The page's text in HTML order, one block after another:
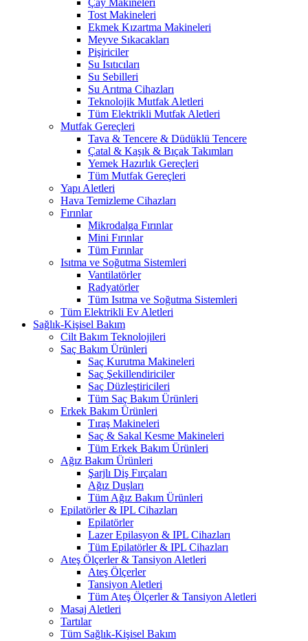
Çay Makineleri
Tost Makineleri
Ekmek Kızartma Makineleri
Meyve Sıkacakları
Pişiriciler
Su Isıtıcıları
Su Sebilleri
Su Arıtma Cihazları
Teknolojik Mutfak Aletleri
Tüm Elektrikli Mutfak Aletleri
Mutfak Gereçleri
Tava & Tencere & Düdüklü Tencere
Çatal & Kaşık & Bıçak Takımları
Yemek Hazırlık Gereçleri
Tüm Mutfak Gereçleri
Yapı Aletleri
Hava Temizleme Cihazları
Fırınlar
Mikrodalga Fırınlar
Mini Fırınlar
Tüm Fırınlar
Isıtma ve Soğutma Sistemleri
Vantilatörler
Radyatörler
Tüm Isıtma ve Soğutma Sistemleri
Tüm Elektrikli Ev Aletleri
Sağlık-Kişisel Bakım
Cilt Bakım Teknolojileri
Saç Bakım Ürünleri
Saç Kurutma Makineleri
Saç Şekillendiriciler
Saç Düzleştiricileri
Tüm Saç Bakım Ürünleri
Erkek Bakım Ürünleri
Tıraş Makineleri
Saç & Sakal Kesme Makineleri
Tüm Erkek Bakım Ürünleri
Ağız Bakım Ürünleri
Şarjlı Diş Fırçaları
Ağız Duşları
Tüm Ağız Bakım Ürünleri
Epilatörler & IPL Cihazları
Epilatörler
Lazer Epilasyon & IPL Cihazları
Tüm Epilatörler & IPL Cihazları
Ateş Ölçerler & Tansiyon Aletleri
Ateş Ölçerler
Tansiyon Aletleri
Tüm Ateş Ölçerler & Tansiyon Aletleri
Masaj Aletleri
Tartılar
Tüm Sağlık-Kişisel Bakım